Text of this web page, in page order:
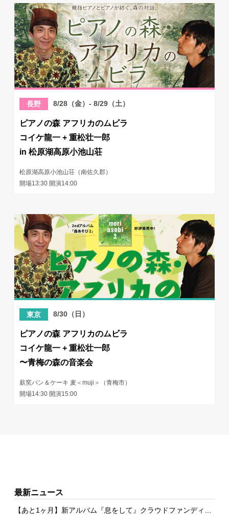
長野 8/28（金）- 8/29（土）
ピアノの森 アフリカのムビラ
コイケ龍一 + 重松壮一郎
in 松原湖高原小池山荘
松原湖高原小池山荘（南佐久郡）
開場13:30 開演14:00
東京 8/30（日）
ピアノの森 アフリカのムビラ
コイケ龍一 + 重松壮一郎
〜青梅の森の音楽会
薪窯パン＆ケーキ 麦＜muji＞（青梅市）
開場14:30 開演15:00
最新ニュース